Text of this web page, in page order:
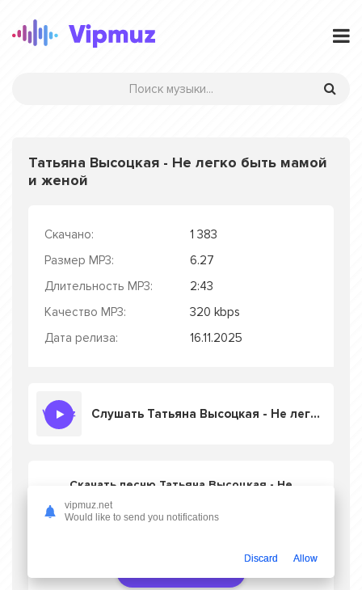
Татьяна Высоцкая - Не легко быть мамой
и женой
Скачано:
1 383
Размер MP3:
6.27
Длительность MP3:
2:43
Качество MP3:
320 kbps
Дата релиза:
16.11.2025
Слушать Татьяна Высоцкая - Не легко быть мамой и женой
Скачать песню Татьяна Высоцкая - Не
легко быть мамой и женой
слушать онлайн бесплатно
vipmuz.net
Would like to send you notifications
Discard Allow